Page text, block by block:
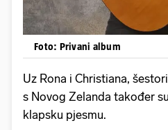
Foto: Privani album
Uz Rona i Christiana,
s Novog Zelanda također
klapsku pjesmu.